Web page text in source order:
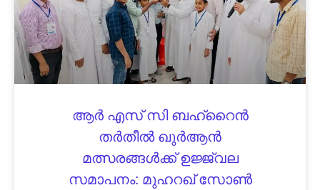
ആർ എസ് സി ബഹ്റൈൻ
തർതീൽ ഖുർആൻ
മത്സരങ്ങൾക്ക് ഉജ്ജ്വല
സമാപനം: മുഹറഖ് സോൺ